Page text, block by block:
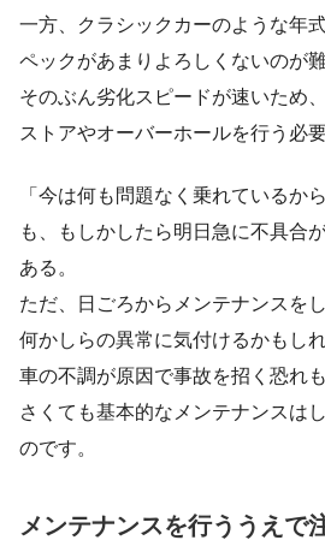
一方、クラシックカーのような年
ペックがあまりよろしくないのが難
そのぶん劣化スピードが速いため
ストアやオーバーホールを行う必
「今は何も問題なく乗れているか
も、もしかしたら明日急に不具合
ある。
ただ、日ごろからメンテナンスを
何かしらの異常に気付けるかもしれ
車の不調が原因で事故を招く恐れ
さくても基本的なメンテナンスは
のです。
メンテナンスを行ううえで